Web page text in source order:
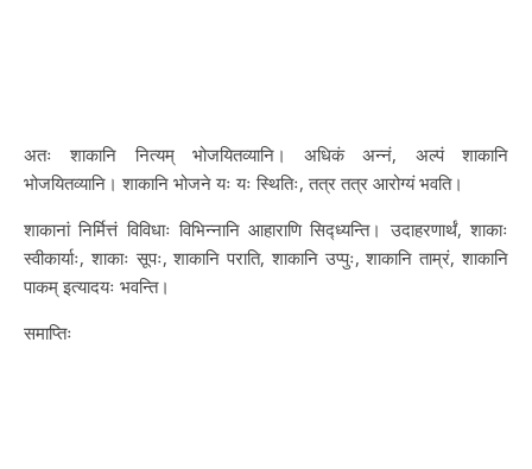
अतः शाकानि नित्यम् भोजयितव्यानि। अधिकं अन्नं, अल्पं शाकानि
भोजयितव्यानि। शाकानि भोजने यः यः स्थितिः, तत्र तत्र आरोग्यं भवति।
शाकानां निर्मित्तं विविधाः विभिन्नानि आहाराणि सिद्ध्यन्ति। उदाहरणार्थं, शाकाः
स्वीकार्याः, शाकाः सूपः, शाकानि पराति, शाकानि उप्पुः, शाकानि ताम्रं, शाकानि
पाकम् इत्यादयः भवन्ति।
समाप्तिः